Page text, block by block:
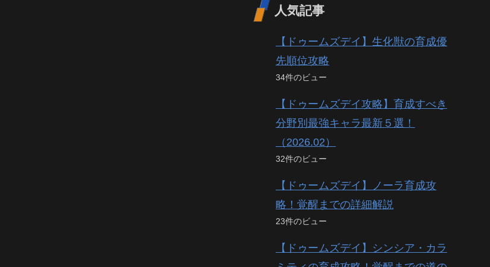
人気記事
【ドゥームズデイ】生化獣の育成優
先順位攻略
34件のビュー
【ドゥームズデイ攻略】育成すべき
分野別最強キャラ最新５選！
（2026.02）
32件のビュー
【ドゥームズデイ】ノーラ育成攻
略！覚醒までの詳細解説
23件のビュー
【ドゥームズデイ】シンシア・カラ